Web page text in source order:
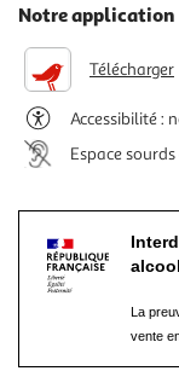
Notre application
Télécharger
Accessibilité :
Espace
La
vente